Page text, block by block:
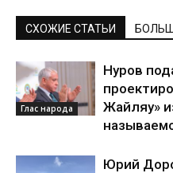
СХОЖИЕ СТАТЬИ
Глас народа
Нуров
Жайляу»
Юрий